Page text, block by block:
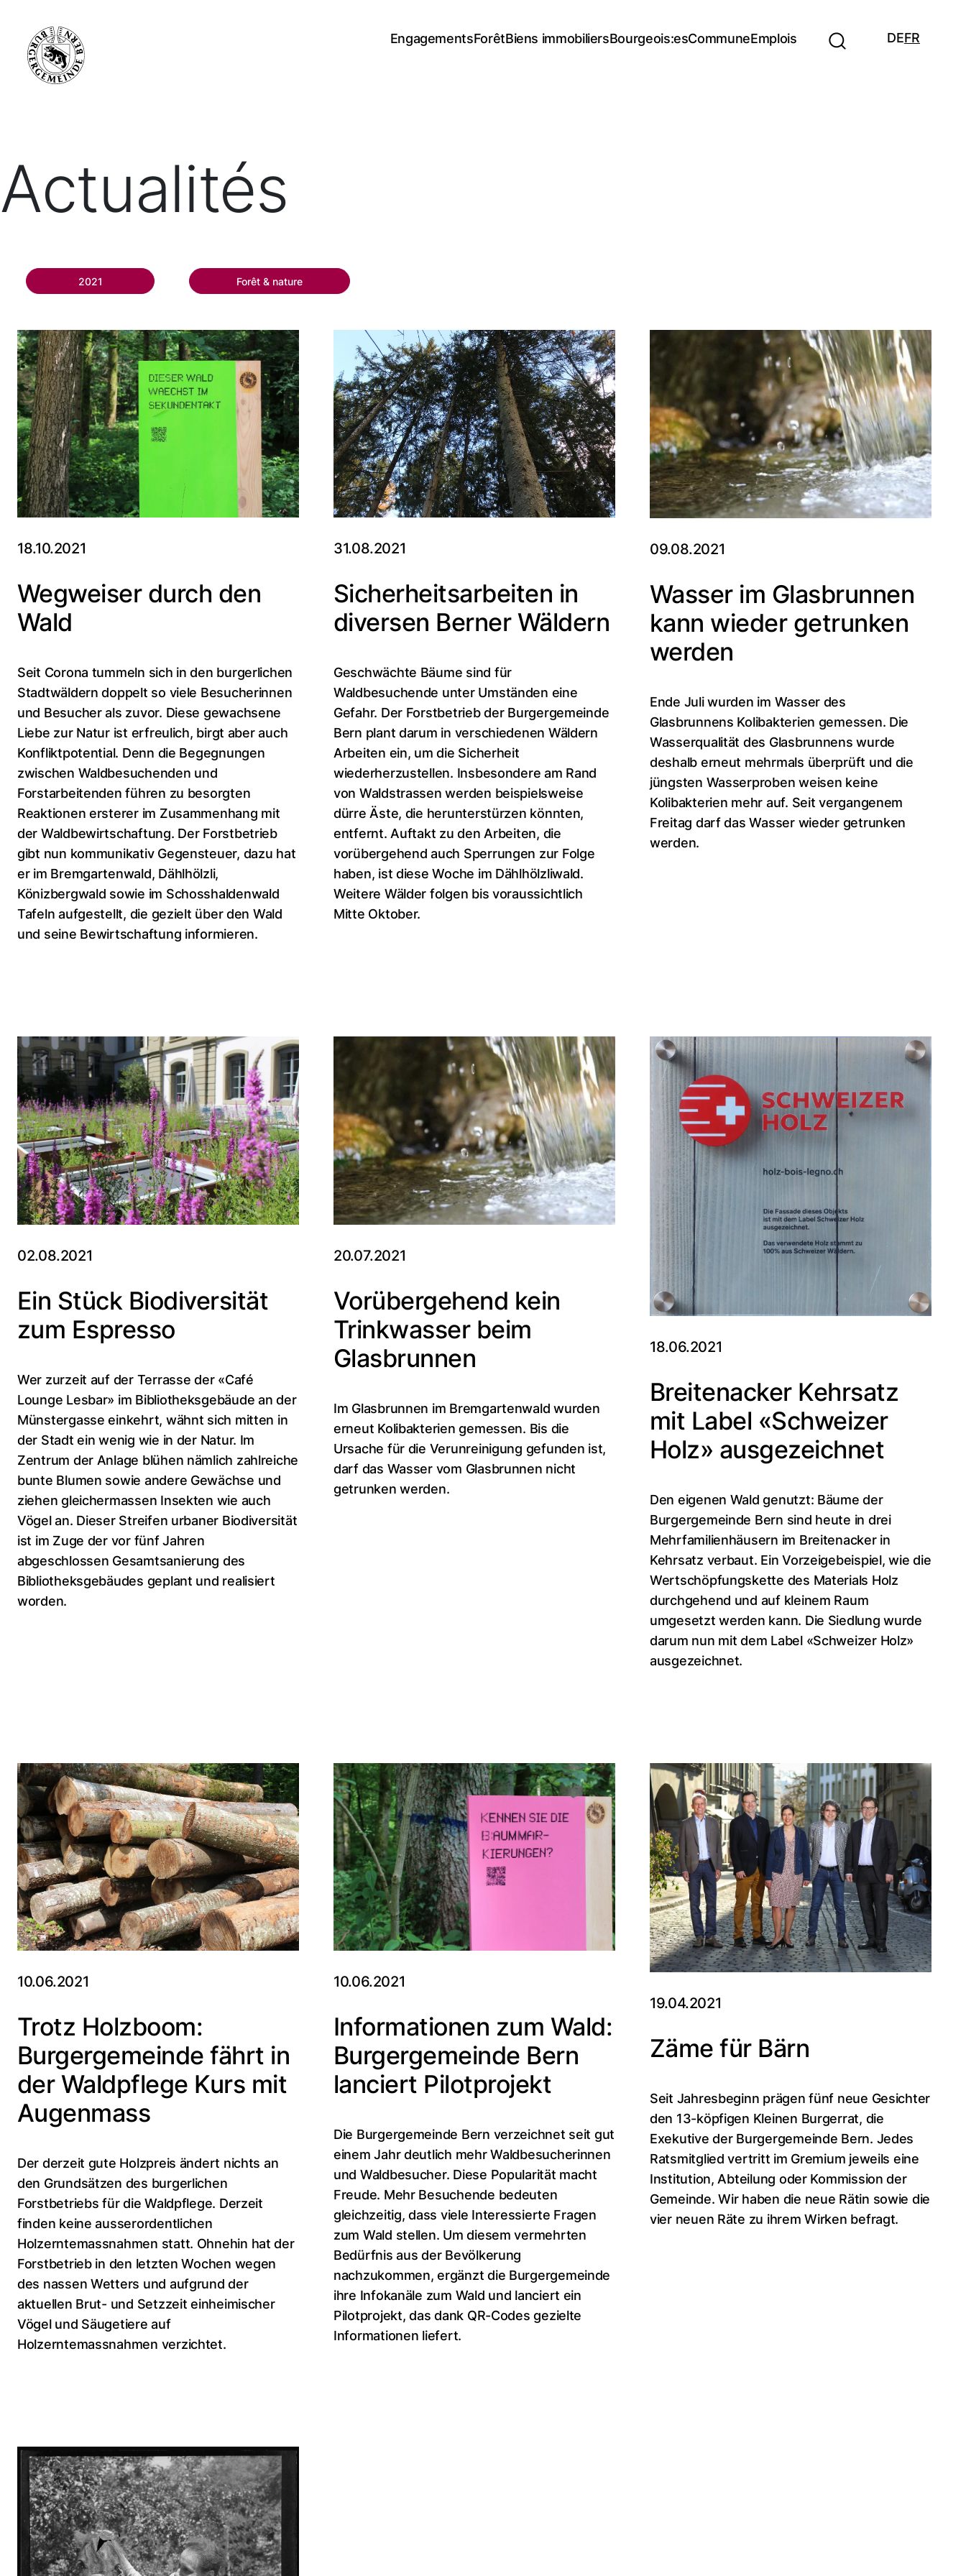
EngagementsForêtBiens immobiliersBourgeois:esCommuneEmplois DEFR
Actualités
2021 Forêt & nature
18.10.2021
Wegweiser durch den
Wald
Seit Corona tummeln sich in den burgerlichen
Stadtwäldern doppelt so viele Besucherinnen
und Besucher als zuvor. Diese gewachsene
Liebe zur Natur ist erfreulich, birgt aber auch
Konfliktpotential. Denn die Begegnungen
zwischen Waldbesuchenden und
Forstarbeitenden führen zu besorgten
Reaktionen ersterer im Zusammenhang mit
der Waldbewirtschaftung. Der Forstbetrieb
gibt nun kommunikativ Gegensteuer, dazu hat
er im Bremgartenwald, Dählhölzli,
Könizbergwald sowie im Schosshaldenwald
Tafeln aufgestellt, die gezielt über den Wald
und seine Bewirtschaftung informieren.
31.08.2021
Sicherheitsarbeiten in
diversen Berner Wäldern
Geschwächte Bäume sind für
Waldbesuchende unter Umständen eine
Gefahr. Der Forstbetrieb der Burgergemeinde
Bern plant darum in verschiedenen Wäldern
Arbeiten ein, um die Sicherheit
wiederherzustellen. Insbesondere am Rand
von Waldstrassen werden beispielsweise
dürre Äste, die herunterstürzen könnten,
entfernt. Auftakt zu den Arbeiten, die
vorübergehend auch Sperrungen zur Folge
haben, ist diese Woche im Dählhölzliwald.
Weitere Wälder folgen bis voraussichtlich
Mitte Oktober.
09.08.2021
Wasser im Glasbrunnen
kann wieder getrunken
werden
Ende Juli wurden im Wasser des
Glasbrunnens Kolibakterien gemessen. Die
Wasserqualität des Glasbrunnens wurde
deshalb erneut mehrmals überprüft und die
jüngsten Wasserproben weisen keine
Kolibakterien mehr auf. Seit vergangenem
Freitag darf das Wasser wieder getrunken
werden.
02.08.2021
Ein Stück Biodiversität
zum Espresso
Wer zurzeit auf der Terrasse der «Café
Lounge Lesbar» im Bibliotheksgebäude an der
Münstergasse einkehrt, wähnt sich mitten in
der Stadt ein wenig wie in der Natur. Im
Zentrum der Anlage blühen nämlich zahlreiche
bunte Blumen sowie andere Gewächse und
ziehen gleichermassen Insekten wie auch
Vögel an. Dieser Streifen urbaner Biodiversität
ist im Zuge der vor fünf Jahren
abgeschlossen Gesamtsanierung des
Bibliotheksgebäudes geplant und realisiert
worden.
20.07.2021
Vorübergehend kein
Trinkwasser beim
Glasbrunnen
Im Glasbrunnen im Bremgartenwald wurden
erneut Kolibakterien gemessen. Bis die
Ursache für die Verunreinigung gefunden ist,
darf das Wasser vom Glasbrunnen nicht
getrunken werden.
18.06.2021
Breitenacker Kehrsatz
mit Label «Schweizer
Holz» ausgezeichnet
Den eigenen Wald genutzt: Bäume der
Burgergemeinde Bern sind heute in drei
Mehrfamilienhäusern im Breitenacker in
Kehrsatz verbaut. Ein Vorzeigebeispiel, wie die
Wertschöpfungskette des Materials Holz
durchgehend und auf kleinem Raum
umgesetzt werden kann. Die Siedlung wurde
darum nun mit dem Label «Schweizer Holz»
ausgezeichnet.
10.06.2021
Trotz Holzboom:
Burgergemeinde fährt in
der Waldpflege Kurs mit
Augenmass
Der derzeit gute Holzpreis ändert nichts an
den Grundsätzen des burgerlichen
Forstbetriebs für die Waldpflege. Derzeit
finden keine ausserordentlichen
Holzerntemassnahmen statt. Ohnehin hat der
Forstbetrieb in den letzten Wochen wegen
des nassen Wetters und aufgrund der
aktuellen Brut- und Setzzeit einheimischer
Vögel und Säugetiere auf
Holzerntemassnahmen verzichtet.
10.06.2021
Informationen zum Wald:
Burgergemeinde Bern
lanciert Pilotprojekt
Die Burgergemeinde Bern verzeichnet seit gut
einem Jahr deutlich mehr Waldbesucherinnen
und Waldbesucher. Diese Popularität macht
Freude. Mehr Besuchende bedeuten
gleichzeitig, dass viele Interessierte Fragen
zum Wald stellen. Um diesem vermehrten
Bedürfnis aus der Bevölkerung
nachzukommen, ergänzt die Burgergemeinde
ihre Infokanäle zum Wald und lanciert ein
Pilotprojekt, das dank QR-Codes gezielte
Informationen liefert.
19.04.2021
Zäme für Bärn
Seit Jahresbeginn prägen fünf neue Gesichter
den 13-köpfigen Kleinen Burgerrat, die
Exekutive der Burgergemeinde Bern. Jedes
Ratsmitglied vertritt im Gremium jeweils eine
Institution, Abteilung oder Kommission der
Gemeinde. Wir haben die neue Rätin sowie die
vier neuen Räte zu ihrem Wirken befragt.